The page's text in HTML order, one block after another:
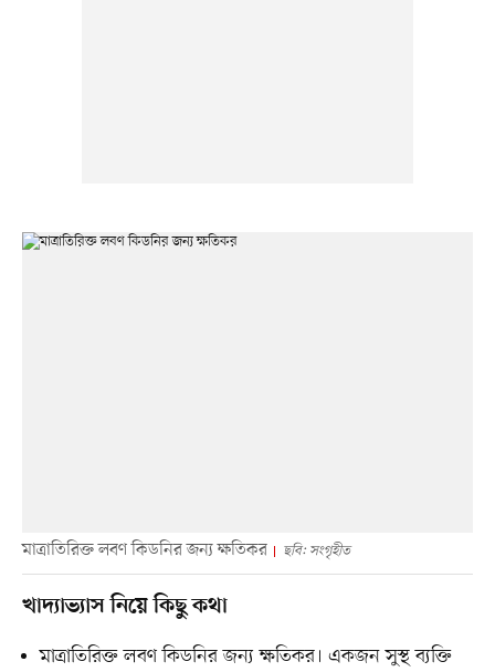
মাত্রাতিরিক্ত লবণ কিডনির জন্য ক্ষতিকর ছবি: সংগৃহীত
খাদ্যাভ্যাস নিয়ে কিছু কথা
মাত্রাতিরিক্ত লবণ কিডনির জন্য ক্ষতিকর। একজন সুস্থ ব্যক্তি